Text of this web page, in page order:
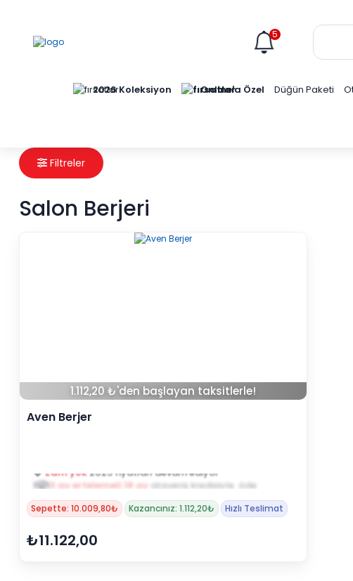
5
2026 Koleksiyon Online'a Özel Düğün Paketi
Filtreler
Salon Berjeri
1.112,20 ₺'den başlayan taksitlerle!
Aven Berjer
3 ay ertelemeli 18 ayalışveriş kredisiyle öde
Sepette: 10.009,80₺ Kazancınız: 1.112,20₺ Hızlı Teslimat
₺11.122,00